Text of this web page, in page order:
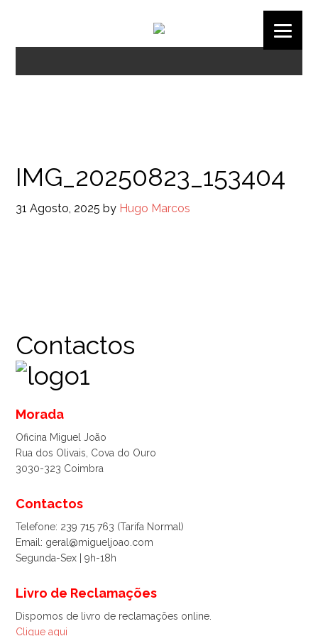
IMG_20250823_153404
31 Agosto, 2025 by Hugo Marcos
Contactos
Morada
Oficina Miguel João
Rua dos Olivais, Cova do Ouro
3030-323 Coimbra
Contactos
Telefone: 239 715 763 (Tarifa Normal)
Email: geral@migueljoao.com
Segunda-Sex | 9h-18h
Livro de Reclamações
Dispomos de livro de reclamações online.
Clique aqui